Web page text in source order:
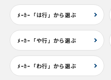
ﾒｰｶｰ「は行」から選ぶ
ﾒｰｶｰ「や行」から選ぶ
ﾒｰｶｰ「わ行」から選ぶ